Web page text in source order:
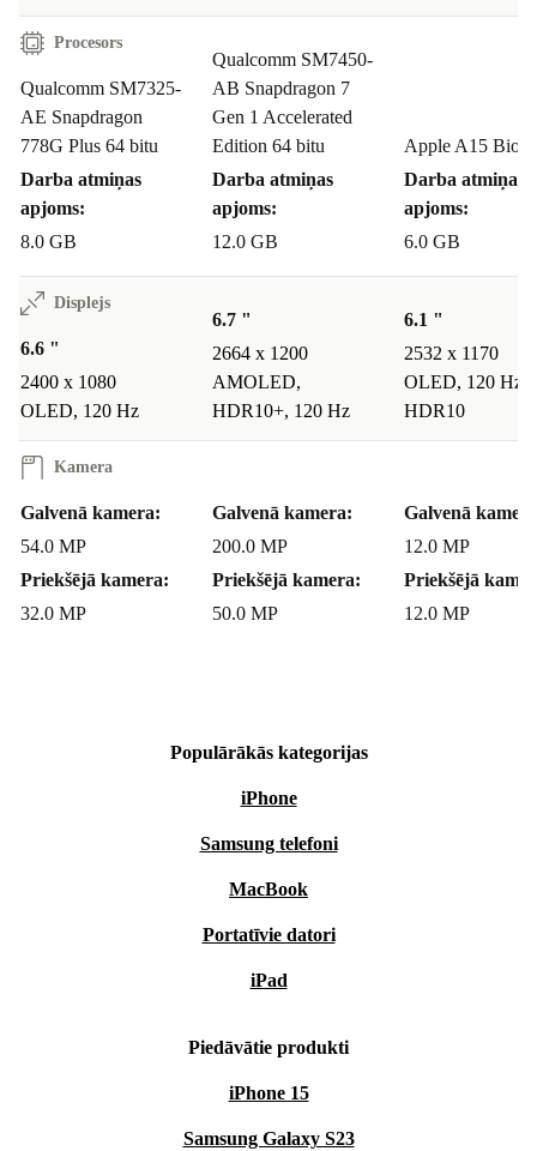
Procesors
Qualcomm SM7325-
AE Snapdragon
778G Plus 64 bitu
Darba atmiņas
apjoms:
8.0 GB
Qualcomm SM7450-
AB Snapdragon 7
Gen 1 Accelerated
Edition 64 bitu
Darba atmiņas
apjoms:
12.0 GB
Apple A15
Darba atmiņas
apjoms:
6.0 GB
Displejs
6.6 "
2400 x 1080
OLED, 120 Hz
6.7 "
2664 x 1200
AMOLED,
HDR10+, 120 Hz
6.1 "
2532 x 1170
OLED, 120 Hz,
HDR10
Kamera
Galvenā kamera:
54.0 MP
Priekšējā kamera:
32.0 MP
Galvenā kamera:
200.0 MP
Priekšējā kamera:
50.0 MP
Galvenā
12.0 MP
Priekšējā
12.0 MP
Populārākās kategorijas
iPhone
Samsung telefoni
MacBook
Portatīvie datori
iPad
Piedāvātie produkti
iPhone 15
Samsung Galaxy S23